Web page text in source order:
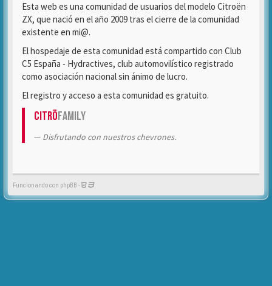
Esta web es una comunidad de usuarios del modelo Citroën
ZX, que nació en el año 2009 tras el cierre de la comunidad
existente en mi@.
El hospedaje de esta comunidad está compartido con Club
C5 España - Hydractives, club automovilístico registrado
como asociación nacional sin ánimo de lucro.
El registro y acceso a esta comunidad es gratuito.
CitröFamily
Disfrutando con nuestros chevrones.
Funcionando con phpBB -